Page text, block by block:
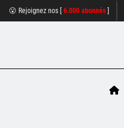
😮 Rejoignez nos [ 6.000 abonnés